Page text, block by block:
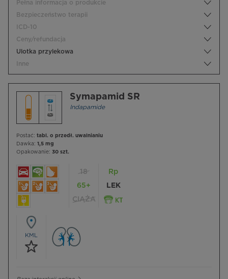
Pełna informacja o produkcie
Bezpieczeństwo terapii
ICD-10
Ceny/refundacja
Ulotka przylekowa
Inne
Symapamid SR
Indapamide
Postać: tabl. o przedł. uwalnianiu
Dawka: 1,5 mg
Opakowanie: 30 szt.
18
65+
CIĄŻA
Rp
LEK
KML